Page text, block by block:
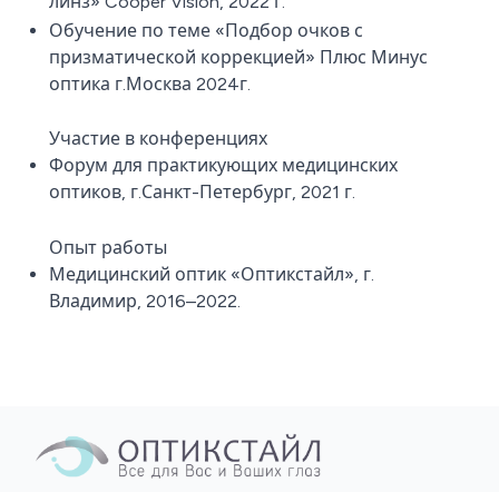
Обучение по теме «Подбор очков с
призматической коррекцией» Плюс Минус
оптика г.Москва 2024г.
Участие в конференциях
Форум для практикующих медицинских
оптиков, г.Санкт-Петербург, 2021 г.
Опыт работы
Медицинский оптик «Оптикстайл», г.
Владимир, 2016–2022.